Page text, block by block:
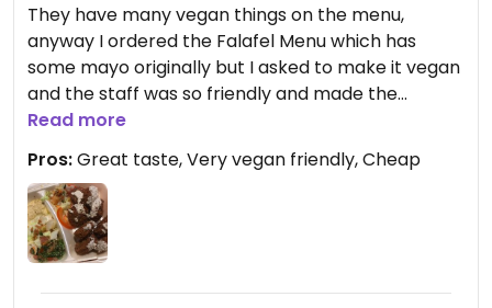
They have many vegan things on the menu,
anyway I ordered the Falafel Menu which has
some mayo originally but I asked to make it vegan
and the staff was so friendly and made the
change so easily.
again for sure.
Also very cheap.
Read more
Pros:Great taste, Very vegan friendly, Cheap